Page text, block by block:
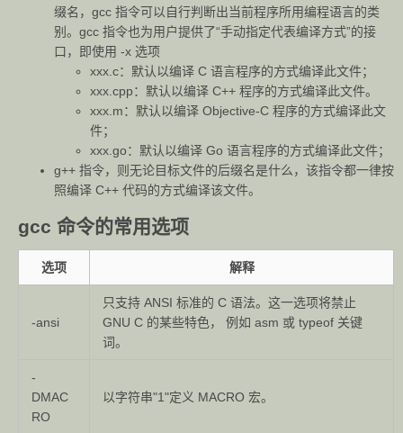
缀名，gcc 指令可以自行判断出当前程序所用编程语言的类
别。gcc 指令也为用户提供了“手动指定代表编译方式”的接
口，即使用 -x 选项
xxx.c：默认以编译 C 语言程序的方式编译此文件；
xxx.cpp：默认以编译 C++ 程序的方式编译此文件。
xxx.m：默认以编译 Objective-C 程序的方式编译此文
件；
xxx.go：默认以编译 Go 语言程序的方式编译此文件；
g++ 指令，则无论目标文件的后缀名是什么，该指令都一律按
照编译 C++ 代码的方式编译该文件。
gcc 命令的常用选项
选项 解释
-ansi
只支持 ANSI 标准的 C 语法。这一选项将禁止
GNU C 的某些特色， 例如 asm 或 typeof 关键
词。
-
DMAC
RO
以字符串"1"定义 MACRO 宏。